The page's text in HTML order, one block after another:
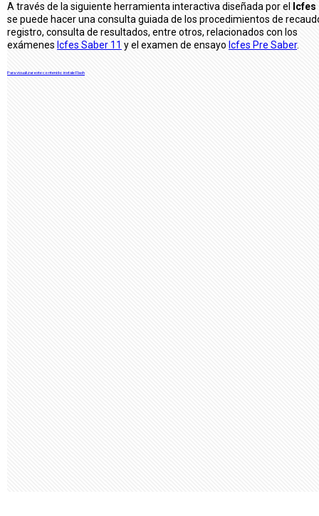
A través de la siguiente herramienta interactiva diseñada por el
Icfes
se puede hacer una consulta guiada de los procedimientos de
registro, consulta de resultados, entre otros, relacionados con los
exámenes Icfes Saber 11 y el examen de ensayo Icfes Pre Saber.